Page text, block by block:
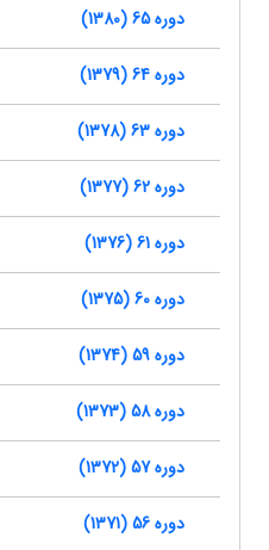
دوره 65 (1380)
دوره 64 (1379)
دوره 63 (1378)
دوره 62 (1377)
دوره 61 (1376)
دوره 60 (1375)
دوره 59 (1374)
دوره 58 (1373)
دوره 57 (1372)
دوره 56 (1371)